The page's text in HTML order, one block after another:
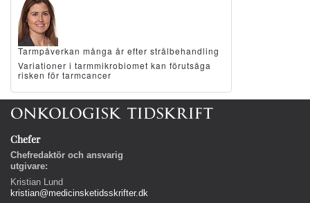
Tarmpåverkan många år efter strålbehandling
Variationer i tarmmikrobiomet kan förutsäga
risken för tarmcancer
Chefer
Chefredaktör och ansvarig
utgivare:
Kristian Lund
kristian@medicinsketidsskrifter.dk